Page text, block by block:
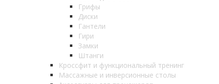
Грифы
Диски
Гантели
Гири
Замки
Штанги
Кроссфит и функциональный тренинг
Массажные и инверсионные столы